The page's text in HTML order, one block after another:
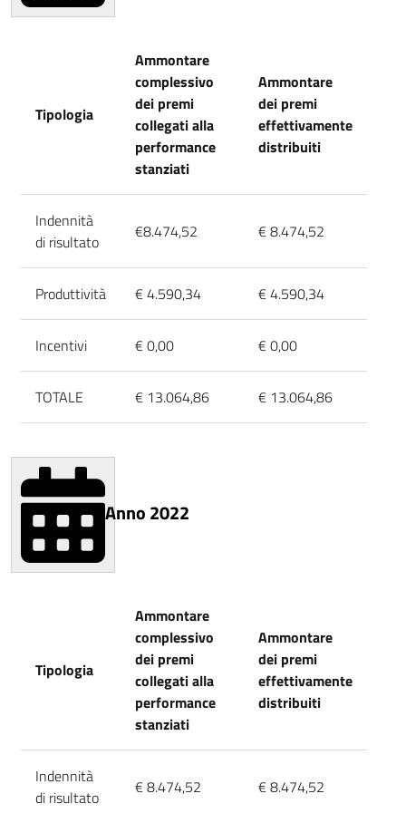
Tipologia
Ammontare
complessivo
dei premi
collegati alla
performance
stanziati
Ammontare
dei premi
effettivamente
distribuiti
Indennità
di risultato
€8.474,52 € 8.474,52
Produttività € 4.590,34 € 4.590,34
Incentivi € 0,00 € 0,00
TOTALE € 13.064,86 € 13.064,86
Anno 2022
Tipologia
Ammontare
complessivo
dei premi
collegati alla
performance
stanziati
Ammontare
dei premi
effettivamente
distribuiti
Indennità
di risultato
€ 8.474,52 € 8.474,52